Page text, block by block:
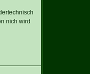
nich wird